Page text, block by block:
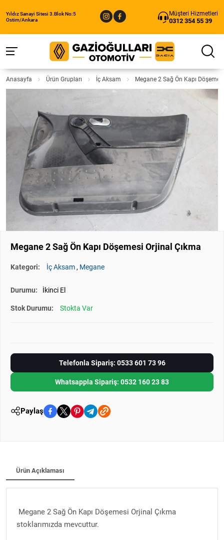
Yıldız Sanayi Sitesi 3.Blok No:5
Ostim/Ankara
Müşteri Hizmetleri
0312 354 55 39
Anasayfa Ürün Grupları İç Aksam Megane 2 Sağ Ön Kapı
Megane 2 Sağ Ön Kapı Döşemesi Orjinal Çıkma
Kategori: İç Aksam , Megane
Durumu: İkinci El
Stok Durumu: Stokta Var
Telefonla Sipariş: 0533 601 73 96
Whatsappla Sipariş: 0532 160 23 83
Paylaş
Ürün Açıklaması
Megane 2 Sağ Ön Kapı Döşemesi Orjinal Çıkma
stoklarımızda mevcuttur.